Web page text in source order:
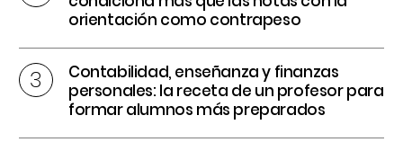
orientación como contrapeso
Contabilidad, enseñanza y finanzas
personales: la receta de un profesor para
formar alumnos más preparados